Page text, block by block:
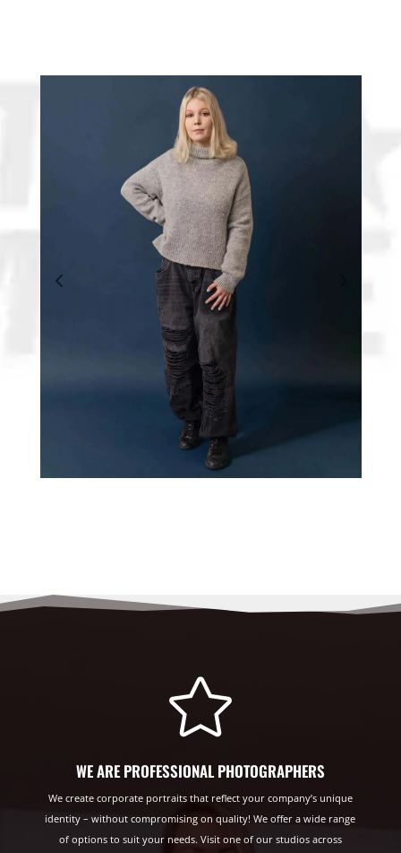

WE ARE PROFESSIONAL PHOTOGRAPHERS
We create corporate portraits that reflect your company’s unique
identity – without compromising on quality! We offer a wide range
of options to suit your needs. Visit one of our studios across